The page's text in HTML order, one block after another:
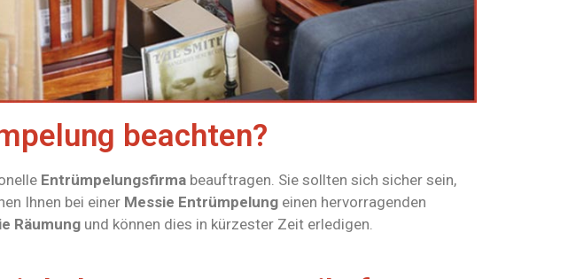
beachten?
Entrümpelungsfirma beauftragen. Sie sollten sich sicher sein,
Ihnen bei einer Messie Entrümpelung einen hervorragenden
Räumung und können dies in kürzester Zeit erledigen.